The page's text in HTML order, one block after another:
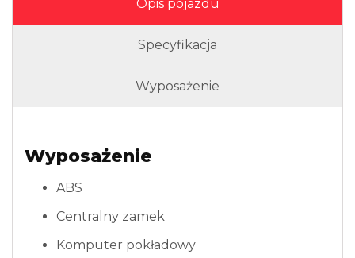
Opis pojazdu
Specyfikacja
Wyposażenie
Wyposażenie
ABS
Centralny zamek
Komputer pokładowy